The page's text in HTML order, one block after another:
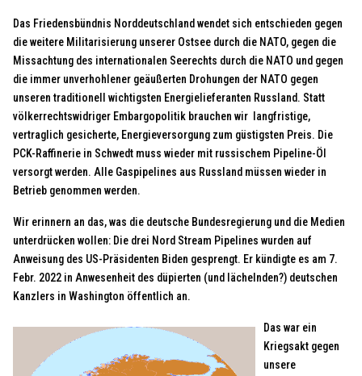
Das Friedensbündnis Norddeutschland wendet sich entschieden gegen
die weitere Militarisierung unserer Ostsee durch die NATO, gegen die
Missachtung des internationalen Seerechts durch die NATO und gegen
die immer unverhohlener geäußerten Drohungen der NATO gegen
unseren traditionell wichtigsten Energielieferanten Russland. Statt
völkerrechtswidriger Embargopolitik brauchen wir langfristige,
vertraglich gesicherte, Energieversorgung zum güstigsten Preis. Die
PCK-Raffinerie in Schwedt muss wieder mit russischem Pipeline-Öl
versorgt werden. Alle Gaspipelines aus Russland müssen wieder in
Betrieb genommen werden.
Wir erinnern an das, was die deutsche Bundesregierung und die Medien
unterdrücken wollen: Die drei Nord Stream Pipelines wurden auf
Anweisung des US-Präsidenten Biden gesprengt. Er kündigte es am 7.
Febr. 2022 in Anwesenheit des düpierten (und lächelnden?) deutschen
Kanzlers in Washington öffentlich an.
Das war ein
Kriegsakt gegen
unsere